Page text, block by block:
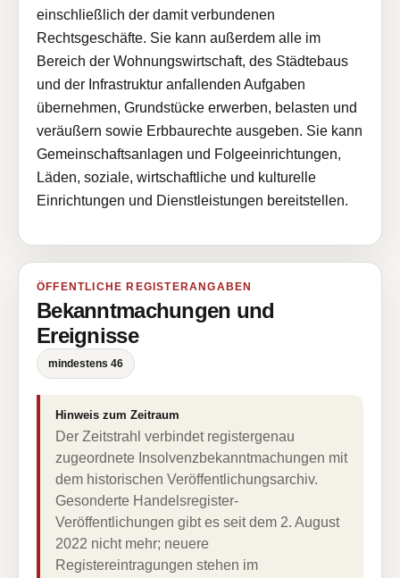
einschließlich der damit verbundenen
Rechtsgeschäfte. Sie kann außerdem alle im
Bereich der Wohnungswirtschaft, des Städtebaus
und der Infrastruktur anfallenden Aufgaben
übernehmen, Grundstücke erwerben, belasten und
veräußern sowie Erbbaurechte ausgeben. Sie kann
Gemeinschaftsanlagen und Folgeeinrichtungen,
Läden, soziale, wirtschaftliche und kulturelle
Einrichtungen und Dienstleistungen bereitstellen.
ÖFFENTLICHE REGISTERANGABEN
Bekanntmachungen und
Ereignisse
mindestens 46
Hinweis zum Zeitraum
Der Zeitstrahl verbindet registergenau
zugeordnete Insolvenzbekanntmachungen mit
dem historischen Veröffentlichungsarchiv.
Gesonderte Handelsregister-
Veröffentlichungen gibt es seit dem 2. August
2022 nicht mehr; neuere
Registereintragungen stehen im